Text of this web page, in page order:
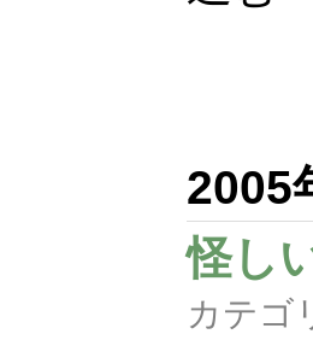
2005
怪し
カテゴ